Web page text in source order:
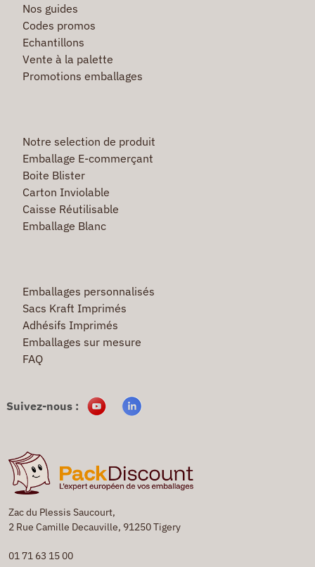
Zac du Plessis Saucourt,
2 Rue Camille Decauville, 91250 Tigery
01 71 63 15 00
Nos guides
Codes promos
Echantillons
Vente à la palette
Promotions emballages
Notre selection de produit
Emballage E-commerçant
Boite Blister
Carton Inviolable
Caisse Réutilisable
Emballage Blanc
Emballages personnalisés
Sacs Kraft Imprimés
Adhésifs Imprimés
Emballages sur mesure
FAQ
Suivez-nous :